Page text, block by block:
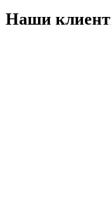
Наши